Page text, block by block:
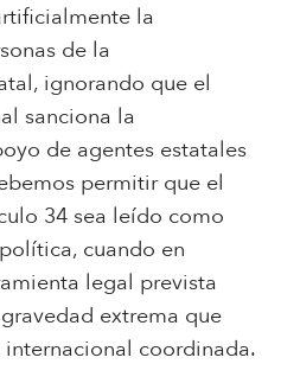
la
de la
ignorando que el
sanciona la
de agentes estatales
permitir que el
34 sea leído como
cuando en
legal prevista
extrema que
internacional coordinada.